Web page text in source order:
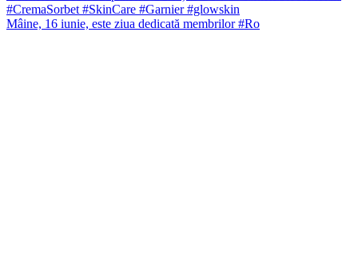
Mâine, 16 iunie, este ziua dedicată membrilor #Ro